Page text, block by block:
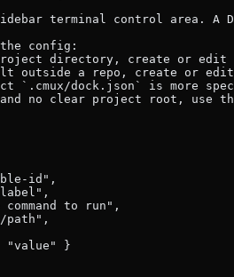
terminal control area. A
the config:
directory, create or edit
outside a repo, create or
`.cmux/dock.json` is more
no clear project root, use
id",
command to run",
path",
"value" }